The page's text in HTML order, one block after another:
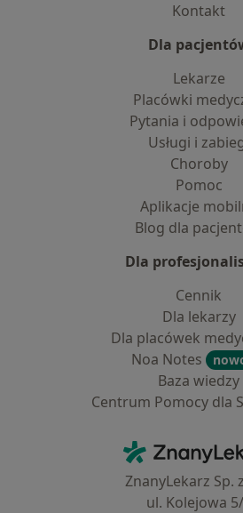
Kontakt
Dla
Lekarze
Placówki
Pytania i
Usługi i
Choroby
Pomoc
Aplikacje
Blog dla
Dla
Cennik
Dla lekarzy
Dla placówek
Noa Notes
Baza wiedzy
Centrum Pomocy dla
ZnanyLekarz Sp.
ul. Kolejowa